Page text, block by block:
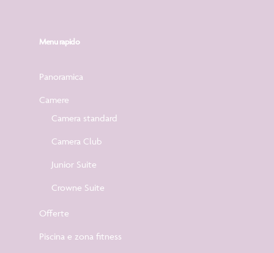
Menu rapido
Panoramica
Camere
Camera standard
Camera Club
Junior Suite
Crowne Suite
Offerte
Piscina e zona fitness